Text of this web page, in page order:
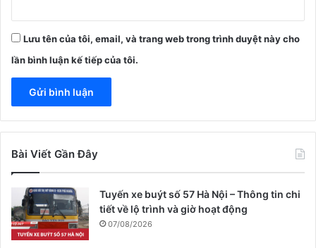
Lưu tên của tôi, email, và trang web trong trình duyệt này cho
lần bình luận kế tiếp của tôi.
Bài Viết Gần Đây
Tuyến xe buýt số 57 Hà Nội – Thông tin chi
tiết về lộ trình và giờ hoạt động
07/08/2026